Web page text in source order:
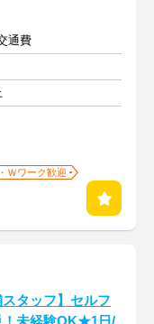
通費
Ｗワーク歓迎
スタッフ】セルフ